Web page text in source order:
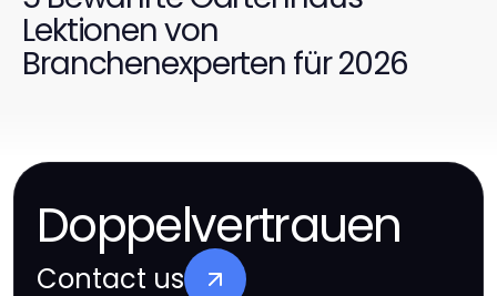
Lektionen von
Branchenexperten für 2026
Doppelvertrauen
Contact us